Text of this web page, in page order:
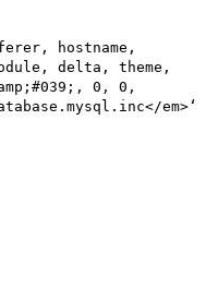
hostname,
delta, theme,
0, 0,
em>‘